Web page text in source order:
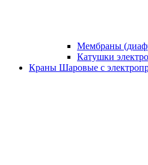
Мембраны
Катушки
Краны Шаровые с